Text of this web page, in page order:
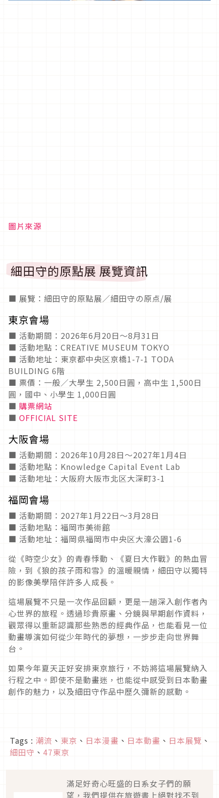
圖片來源
細田守的原點展 展覽資訊
■ 展覽：細田守的原點展／細田守の原点/展
東京會場
■ 活動期間：2026年6月20日～8月31日
■ 活動地點：CREATIVE MUSEUM TOKYO
■ 活動地址：東京都中央区京橋1-7-1 TODA
BUILDING 6階
■ 票價：一般／大學生 2,500日圓，高中生 1,500日
圓，國中、小學生 1,000日圓
■ 購票網站
■ OFFICIAL SITE
大阪會場
■ 活動期間：2026年10月28日～2027年1月4日
■ 活動地點：Knowledge Capital Event Lab
■ 活動地址：大阪府大阪市北区大深町3-1
福岡會場
■ 活動期間：2027年1月22日～3月28日
■ 活動地點：福岡市美術館
■ 活動地址：福岡県福岡市中央区大濠公園1-6
從《時空少女》的青春悸動、《夏日大作戰》的熱血冒
險，到《狼的孩子雨和雪》的溫暖親情，細田守以獨特
的影像美學陪伴許多人成長。
這場展覽不只是一次作品回顧，更是一趟深入創作者內
心世界的旅程。透過珍貴原畫、分鏡與早期創作資料，
觀眾得以重新認識那些熟悉的經典作品，也能看見一位
動畫導演如何從少年時代的夢想，一步步走向世界舞
台。
如果今年夏天正好安排東京旅行，不妨將這場展覽納入
行程之中。即使不是動畫迷，也能從中感受到日本動畫
創作的魅力，以及細田守作品中歷久彌新的感動。
Tags : 潮流 、 東京 、 日本漫畫 、 日本動畫 、 日本展覽 、
細田守 、 47東京
滿足好奇心旺盛的日系女子們的願
望，我們提供在旅遊書上絕對找不到